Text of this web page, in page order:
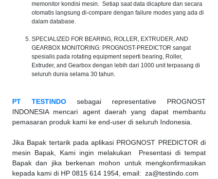
memonitor kondisi mesin. Setiap saat data dicapture dan secara
otomatis langsung di-compare dengan failure modes yang ada di
dalam database.
SPECIALIZED FOR BEARING, ROLLER, EXTRUDER, AND
GEARBOX MONITORING: PROGNOST-PREDICTOR sangat
spesialis pada rotating equipment seperti bearing, Roller,
Extruder, and Gearbox dengan lebih dari 1000 unit terpasang di
seluruh dunia selama 30 tahun.
PT TESTINDO sebagai representative PROGNOST
INDONESIA mencari agent daerah yang dapat membantu
pemasaran produk kami ke end-user di seluruh Indonesia.
Jika Bapak tertarik pada aplikasi PROGNOST PREDICTOR di
mesin Bapak, Kami ingin melakukan Presentasi di tempat
Bapak dan jika berkenan mohon untuk mengkonfirmasikan
kepada kami di HP 0815 614 1954, email: za@testindo.com